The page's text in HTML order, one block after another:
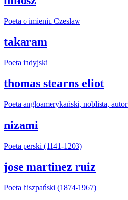
Poeta o imieniu Czesław
takaram
Poeta indyjski
thomas stearns eliot
Poeta angloamerykański, noblista,
nizami
Poeta perski (1141-1203)
jose martinez ruiz
Poeta hiszpański (1874-1967)